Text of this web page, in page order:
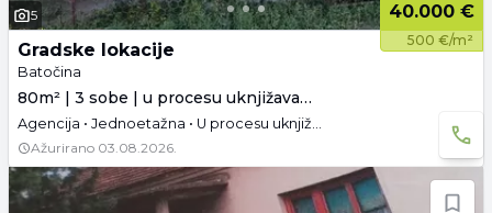
5 40.000 €
500 €/m²
Gradske lokacije
Batočina
80m² | 3 sobe | u procesu uknjižavanja
Agencija • Jednoetažna • U procesu uknjižavanja • Garaža
Ažurirano 03.08.2026.